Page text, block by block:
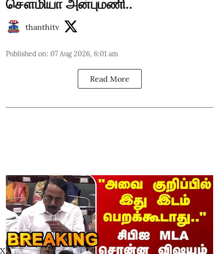
சௌமியா அன்புமணி..
thanthitv
Published on: 07 Aug 2026, 6:01 am
Read More
X